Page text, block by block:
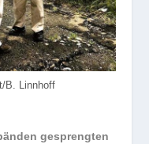
B. Linnhoff
gesprengten